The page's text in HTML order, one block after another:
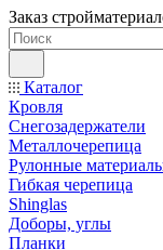
Заказ
Каталог
Кровля
Снегозадержатели
Металлочерепица
Рулонные
Гибкая черепица
Shinglas
Доборы, углы
Планки